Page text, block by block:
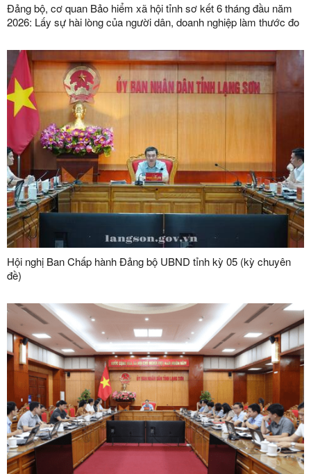
Đảng bộ, cơ quan Bảo hiểm xã hội tỉnh sơ kết 6 tháng đầu năm
2026: Lấy sự hài lòng của người dân, doanh nghiệp làm thước đo
Hội nghị Ban Chấp hành Đảng bộ UBND tỉnh kỳ 05 (kỳ chuyên
đề)